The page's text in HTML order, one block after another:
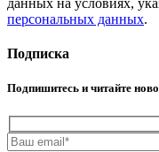
данных на условиях,
персональных данных.
Подписка
Подпишитесь и читайте